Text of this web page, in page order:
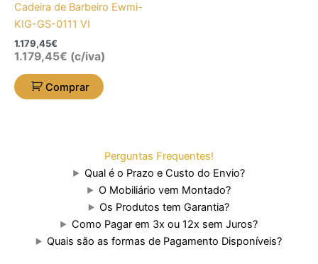
Cadeira de Barbeiro Ewmi-
KIG-GS-0111 VI
1.179,45€
1.179,45€ (c/iva)
Comprar
Perguntas Frequentes!
Qual é o Prazo e Custo do Envio?
O Mobiliário vem Montado?
Os Produtos tem Garantia?
Como Pagar em 3x ou 12x sem Juros?
Quais são as formas de Pagamento Disponíveis?